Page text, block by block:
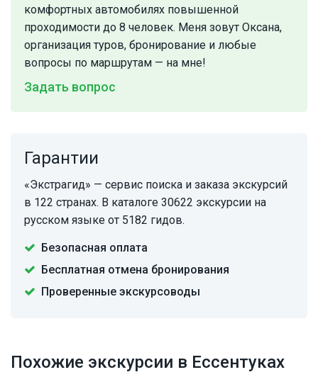
комфортных автомобилях повышенной
проходимости до 8 человек. Меня зовут Оксана,
организация туров, бронирование и любые
вопросы по маршрутам — на мне!
Задать вопрос
Гарантии
«Экстрагид» — сервис поиска и заказа экскурсий
в 122 странах. В каталоге 30622 экскурсии на
русском языке от 5182 гидов.
Безопасная оплата
Бесплатная отмена бронирования
Проверенные экскурсоводы
Похожие экскурсии в Ессентуках